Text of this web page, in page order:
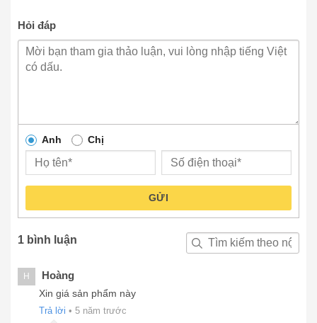
Hỏi đáp
Anh Chị
GỬI
1 bình luận
H Hoàng
Xin giá sản phẩm này
Trả lời • 5 năm trước